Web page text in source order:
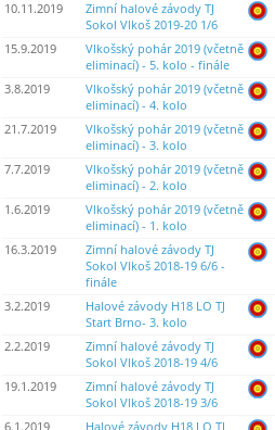
10.11.2019
Zimní halové závody TJ
Sokol Vlkoš 2019-20 1/6
15.9.2019
Vlkošský pohár 2019 (včetně
eliminací) - 5. kolo - finále
3.8.2019
Vlkošský pohár 2019 (včetně
eliminací) - 4. kolo
21.7.2019
Vlkošský pohár 2019 (včetně
eliminací) - 3. kolo
7.7.2019
Vlkošský pohár 2019 (včetně
eliminací) - 2. kolo
1.6.2019
Vlkošský pohár 2019 (včetně
eliminací) - 1. kolo
16.3.2019
Zimní halové závody TJ
Sokol Vlkoš 2018-19 6/6 -
finále
3.2.2019
Halové závody H18 LO TJ
Start Brno- 3. kolo
2.2.2019
Zimní halové závody TJ
Sokol Vlkoš 2018-19 4/6
19.1.2019
Zimní halové závody TJ
Sokol Vlkoš 2018-19 3/6
6.1.2019
Halové závody H18 LO TJ